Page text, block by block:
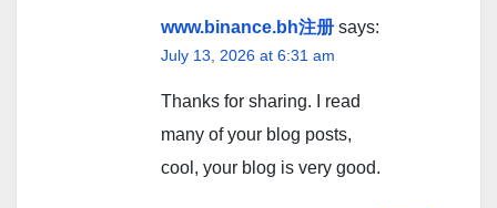
www.binance.bh注册 says:
July 13, 2026 at 6:31 am
Thanks for sharing. I read
many of your blog posts,
cool, your blog is very good.